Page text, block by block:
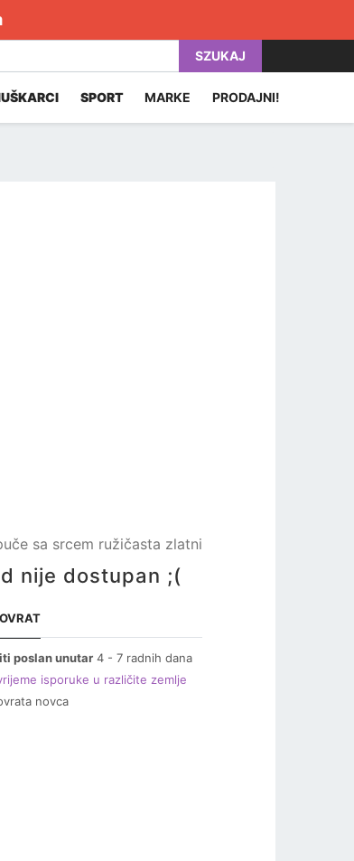
SZUKAJ
SPORT MARKE PRODAJNI!
sa srcem ružičasta zlatni
nije dostupan ;(
poslan unutar 4 - 7 radnih dana
isporuke u različite zemlje
novca